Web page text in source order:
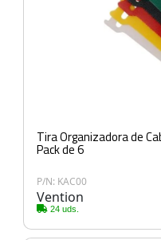
Tira Organizadora de
Pack de 6
P/N: KAC00
Vention
24 uds.